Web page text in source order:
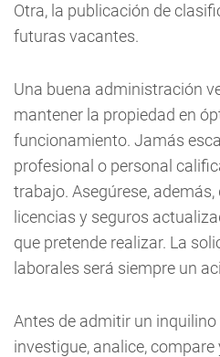
Otra, la publicación de
futuras vacantes.
Una buena administración
mantener la propiedad en
funcionamiento. Jamás
profesional o personal
trabajo. Asegúrese,
licencias y seguros
que pretende realizar. La
laborales será siempre un
Antes de admitir un
investigue, analice, compare